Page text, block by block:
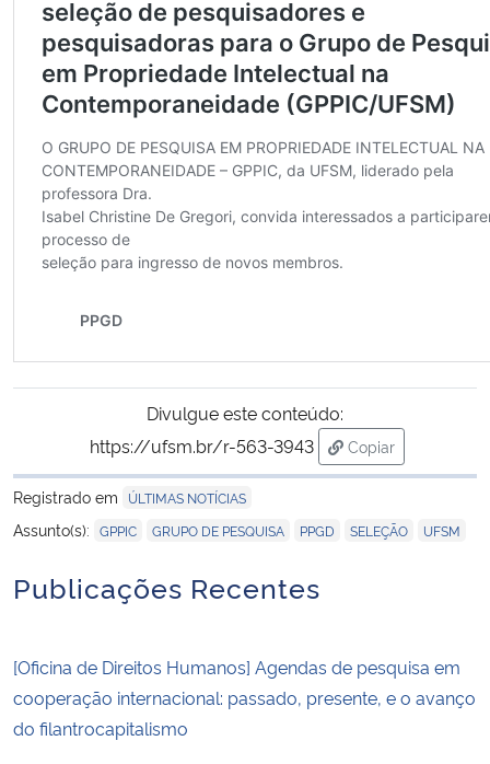
Secretaria de Governo
Gabinete de Segurança Institucional
Advocacia-Geral da União
Banco Central do Brasil
Planalto
Divulgue este conteúdo:
https://ufsm.br/r-563-3943
Copiar
para área de
Registrado em
ÚLTIMAS NOTÍCIAS
Assunto(s): GPPIC GRUPO DE PESQUISA PPGD SELEÇÃO UFSM
Publicações Recentes
[Oficina de Direitos Humanos] Agendas de pesquisa em
cooperação internacional: passado, presente, e o avanço
do filantrocapitalismo